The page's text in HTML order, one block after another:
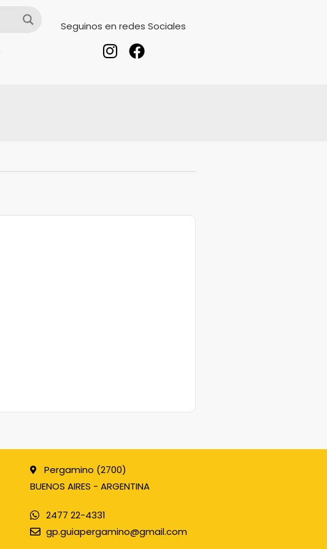
Seguinos en redes Sociales
Pergamino (2700)
BUENOS AIRES - ARGENTINA
2477 22-4331
gp.guiapergamino@gmail.com